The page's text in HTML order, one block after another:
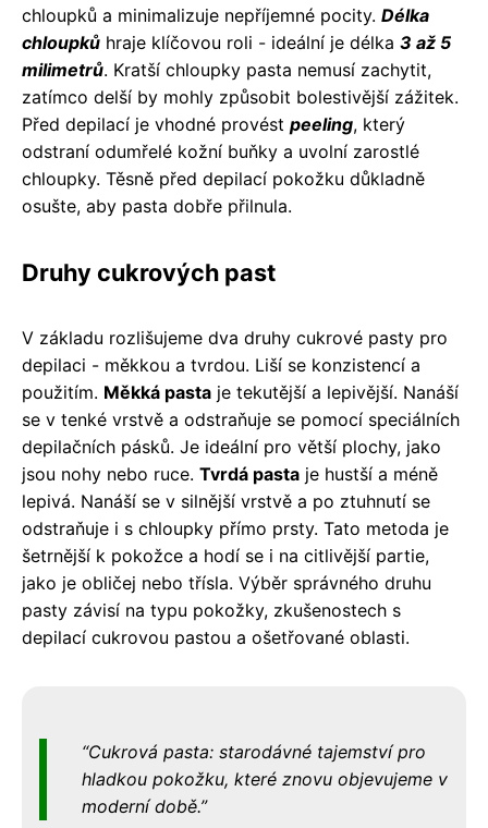
chloupků a minimalizuje nepříjemné pocity. Délka
chloupků hraje klíčovou roli - ideální je délka 3 až 5
milimetrů. Kratší chloupky pasta nemusí zachytit,
zatímco delší by mohly způsobit bolestivější zážitek.
Před depilací je vhodné provést peeling, který
odstraní odumřelé kožní buňky a uvolní zarostlé
chloupky. Těsně před depilací pokožku důkladně
osušte, aby pasta dobře přilnula.
Druhy cukrových past
V základu rozlišujeme dva druhy cukrové pasty pro
depilaci - měkkou a tvrdou. Liší se konzistencí a
použitím. Měkká pasta je tekutější a lepivější. Nanáší
se v tenké vrstvě a odstraňuje se pomocí speciálních
depilačních pásků. Je ideální pro větší plochy, jako
jsou nohy nebo ruce. Tvrdá pasta je hustší a méně
lepivá. Nanáší se v silnější vrstvě a po ztuhnutí se
odstraňuje i s chloupky přímo prsty. Tato metoda je
šetrnější k pokožce a hodí se i na citlivější partie,
jako je obličej nebo třísla. Výběr správného druhu
pasty závisí na typu pokožky, zkušenostech s
depilací cukrovou pastou a ošetřované oblasti.
Cukrová pasta: starodávné tajemství pro
hladkou pokožku, které znovu objevujeme v
moderní době.